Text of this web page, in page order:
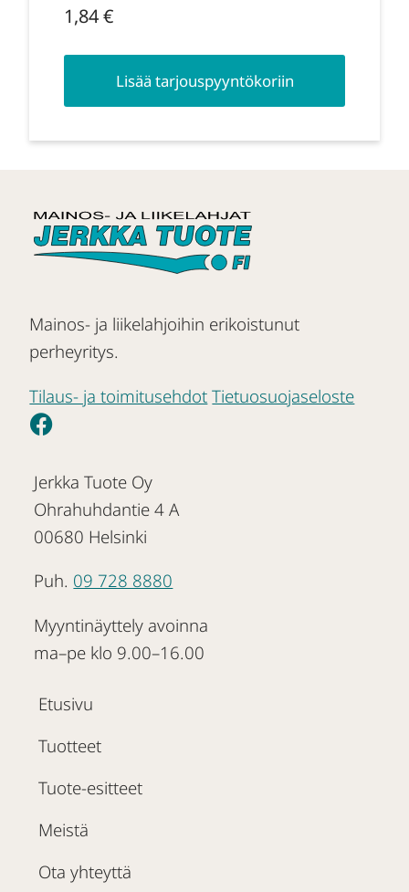
1,84€
Lisää tarjouspyyntökoriin
Mainos- ja liikelahjoihin erikoistunut
perheyritys.
Tilaus- ja toimitusehdot Tietuosuojaseloste
Jerkka Tuote Oy
Ohrahuhdantie 4 A
00680 Helsinki
Puh. 09 728 8880
Myyntinäyttely avoinna
ma–pe klo 9.00–16.00
Etusivu
Tuotteet
Tuote-esitteet
Meistä
Ota yhteyttä